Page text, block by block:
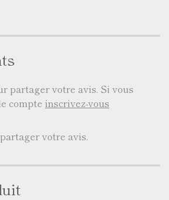
partager votre avis. Si vous
compte inscrivez-vous
votre avis.